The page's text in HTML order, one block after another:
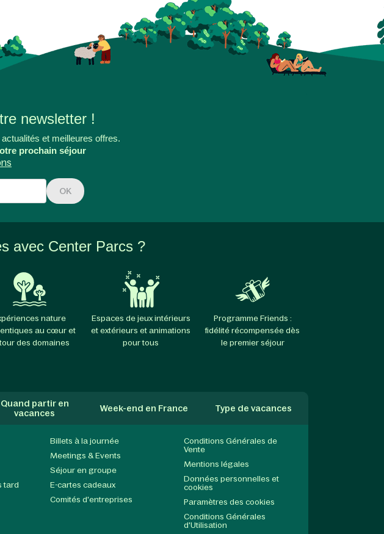
newsletter !
et meilleures offres.
prochain séjour
OK
avec Center Parcs ?
nature
au cœur et
des domaines
Espaces de jeux intérieurs
et extérieurs et animations
pour tous
Programme Friends :
fidélité récompensée dès
le premier séjour
Quand partir en
vacances
Week-end en France Type de vacances
tard
Billets à la journée
Meetings & Events
Séjour en groupe
E-cartes cadeaux
Comités d'entreprises
Conditions Générales de
Vente
Mentions légales
Données personnelles et
cookies
Paramètres des cookies
Conditions Générales
d'Utilisation